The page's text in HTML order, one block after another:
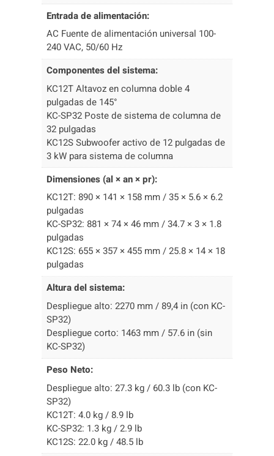
Entrada de alimentación:
AC Fuente de alimentación universal 100-
240 VAC, 50/60 Hz
Componentes del sistema:
KC12T Altavoz en columna doble 4
pulgadas de 145°
KC-SP32 Poste de sistema de columna de
32 pulgadas
KC12S Subwoofer activo de 12 pulgadas de
3 kW para sistema de columna
Dimensiones (al × an × pr):
KC12T: 890 × 141 × 158 mm / 35 × 5.6 × 6.2
pulgadas
KC-SP32: 881 × 74 × 46 mm / 34.7 × 3 × 1.8
pulgadas
KC12S: 655 × 357 × 455 mm / 25.8 × 14 × 18
pulgadas
Altura del sistema:
Despliegue alto: 2270 mm / 89,4 in (con KC-
SP32)
Despliegue corto: 1463 mm / 57.6 in (sin
KC-SP32)
Peso Neto:
Despliegue alto: 27.3 kg / 60.3 lb (con KC-
SP32)
KC12T: 4.0 kg / 8.9 lb
KC-SP32: 1.3 kg / 2.9 lb
KC12S: 22.0 kg / 48.5 lb